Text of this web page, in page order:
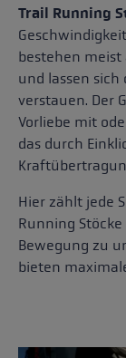
Trail Running
bestehen meist
und lassen
verstauen. Der
Vorliebe mit
das durch
Hier zählt jede
Running
Bewegung zu
bieten